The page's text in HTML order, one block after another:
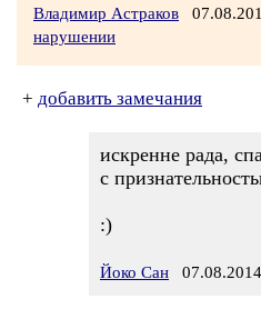
Владимир Астраков
нарушении
+ добавить замечания
искренне рада,
с
:)
Йоко Сан